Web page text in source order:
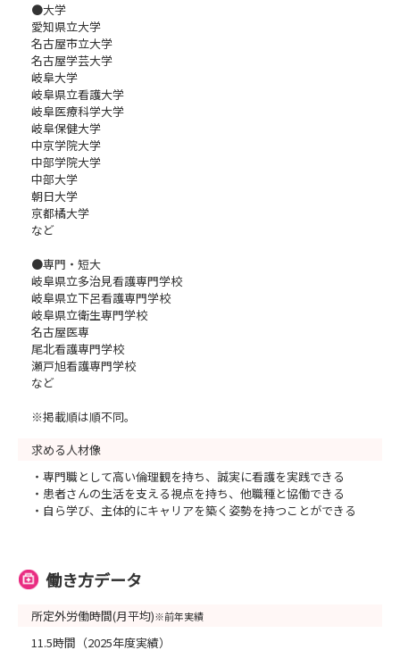
●大学
愛知県立大学
名古屋市立大学
名古屋学芸大学
岐阜大学
岐阜県立看護大学
岐阜医療科学大学
岐阜保健大学
中京学院大学
中部学院大学
中部大学
朝日大学
京都橘大学
など
●専門・短大
岐阜県立多治見看護専門学校
岐阜県立下呂看護専門学校
岐阜県立衛生専門学校
名古屋医専
尾北看護専門学校
瀬戸旭看護専門学校
など
※掲載順は順不同。
求める人材像
・専門職として高い倫理観を持ち、誠実に看護を実践できる
・患者さんの生活を支える視点を持ち、他職種と協働できる
・自ら学び、主体的にキャリアを築く姿勢を持つことができる
働き方データ
所定外労働時間(月平均)※前年実績
11.5時間（2025年度実績）